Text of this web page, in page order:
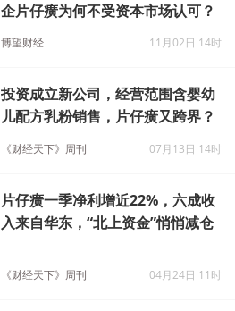
企片仔癀为何不受资本市场认可？
投资成立新公司，经营范围含婴幼
片仔癀一季净利增近22%，六成收